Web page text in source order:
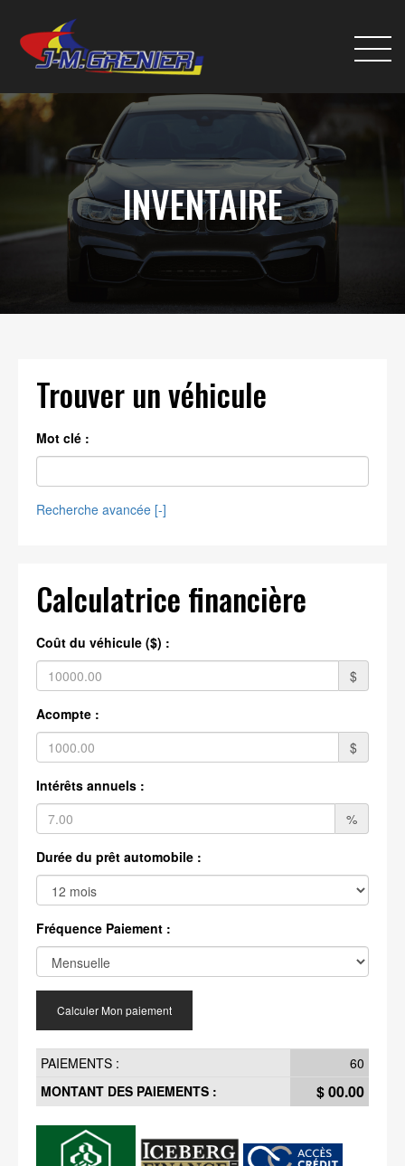
INVENTAIRE
Trouver un véhicule
Mot clé :
Recherche avancée [-]
Calculatrice financière
Coût du véhicule ($) :
$
Acompte :
$
Intérêts annuels :
%
Durée du prêt automobile :
Fréquence Paiement :
Calculer Mon paiement
PAIEMENTS :
60
MONTANT DES PAIEMENTS :
$ 00.00